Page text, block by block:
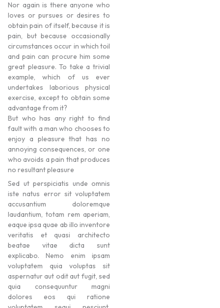
Nor again is there anyone who
loves or pursues or desires to
obtain pain of itself, because it is
pain, but because occasionally
circumstances occur in which toil
and pain can procure him some
great pleasure. To take a trivial
example, which of us ever
undertakes laborious physical
exercise, except to obtain some
advantage from it?
But who has any right to find
fault with a man who chooses to
enjoy a pleasure that has no
annoying consequences, or one
who avoids a pain that produces
no resultant pleasure
Sed ut perspiciatis unde omnis
iste natus error sit voluptatem
accusantium doloremque
laudantium, totam rem aperiam,
eaque ipsa quae ab illo inventore
veritatis et quasi architecto
beatae vitae dicta sunt
explicabo. Nemo enim ipsam
voluptatem quia voluptas sit
aspernatur aut odit aut fugit, sed
quia consequuntur magni
dolores eos qui ratione